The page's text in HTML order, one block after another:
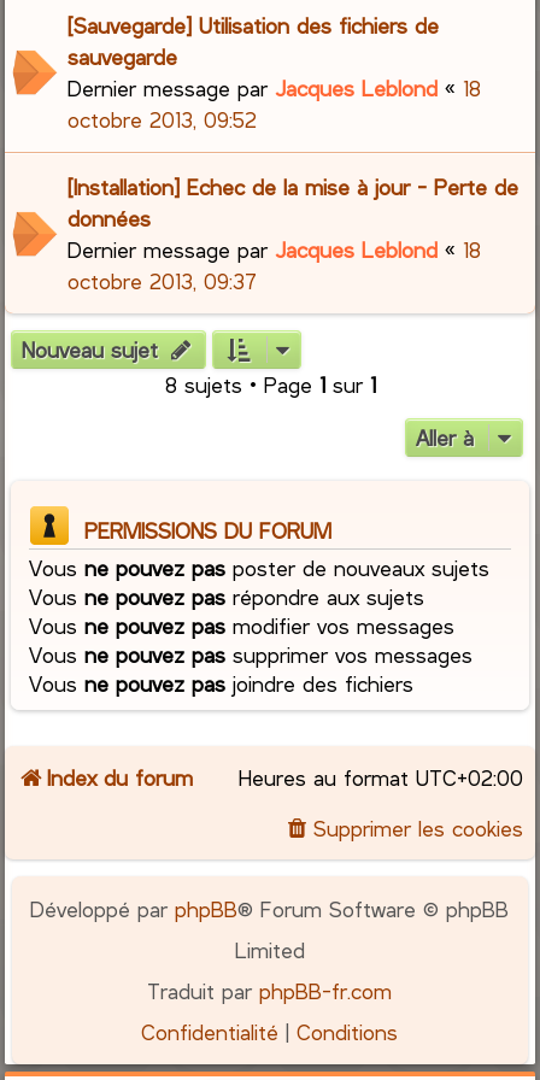
[Sauvegarde] Utilisation des fichiers de
sauvegarde
Dernier message parJacques Leblond « 18
octobre 2013, 09:52
[Installation] Echec de la mise à jour - Perte de
données
Dernier message parJacques Leblond « 18
octobre 2013, 09:37
Nouveau sujet
8 sujets • Page 1sur 1
Aller à
PERMISSIONS DU FORUM
Vousne pouvez pas poster de nouveaux sujets
Vousne pouvez pas répondre aux sujets
Vousne pouvez pas modifier vos messages
Vousne pouvez pas supprimer vos messages
Vousne pouvez pas joindre des fichiers
Index du forum Heures au format UTC+02:00
Supprimer les cookies
Développé parphpBB® Forum Software © phpBB
Limited
Traduit parphpBB-fr.com
Confidentialité |Conditions